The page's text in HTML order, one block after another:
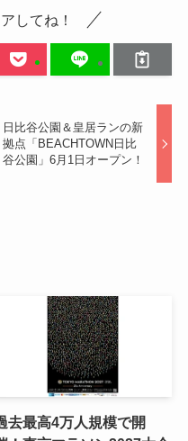
してね！
日比谷公園＆皇居ランの新
拠点「BEACHTOWN日比
谷公園」6月1日オープン！
去最高4万人規模で開